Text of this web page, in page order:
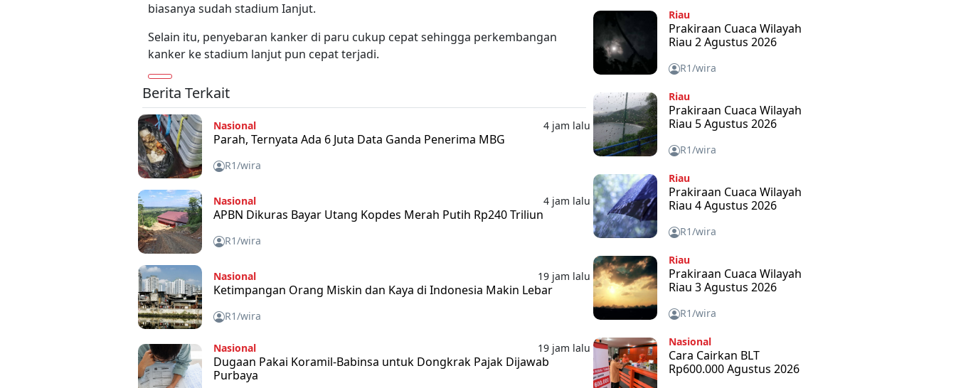
biasanya sudah stadium Ianjut.
Selain itu, penyebaran kanker di paru cukup cepat sehingga perkembangan
kanker ke stadium lanjut pun cepat terjadi.
Berita Terkait
Nasional 4 jam lalu
Parah, Ternyata Ada 6 Juta Data Ganda Penerima MBG
R1/wira
Nasional 4 jam lalu
APBN Dikuras Bayar Utang Kopdes Merah Putih Rp240 Triliun
R1/wira
Nasional 19 jam lalu
Ketimpangan Orang Miskin dan Kaya di Indonesia Makin Lebar
R1/wira
Nasional 19 jam lalu
Dugaan Pakai Koramil-Babinsa untuk Dongkrak Pajak Dijawab
Purbaya
Riau
Prakiraan Cuaca Wilayah
Riau 2 Agustus 2026
R1/wira
Riau
Prakiraan Cuaca Wilayah
Riau 5 Agustus 2026
R1/wira
Riau
Prakiraan Cuaca Wilayah
Riau 4 Agustus 2026
R1/wira
Riau
Prakiraan Cuaca Wilayah
Riau 3 Agustus 2026
R1/wira
Nasional
Cara Cairkan BLT
Rp600.000 Agustus 2026